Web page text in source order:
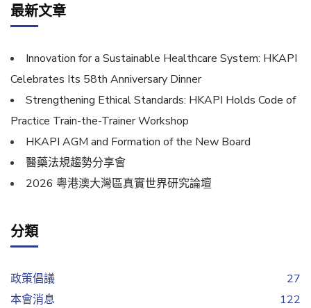
最新文章
Innovation for a Sustainable Healthcare System: HKAPI
Celebrates Its 58th Anniversary Dinner
Strengthening Ethical Standards: HKAPI Holds Code of
Practice Train-the-Trainer Workshop
HKAPI AGM and Formation of the New Board
醫藥法規趨勢分享會
2026 粵港澳大灣區真實世界研究論壇
分類
政策倡議
27
本會消息
122